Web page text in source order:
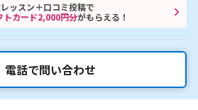
ッスン＋口コミ投稿で
カード2,000円分がもらえる！
電話で問い合わせ